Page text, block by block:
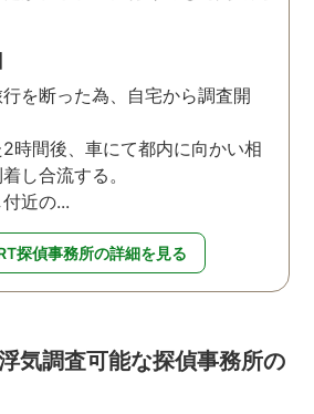
を断った為、自宅から調査開
時間後、車にて都内に向かい相
し合流する。
近の...
探偵事務所の詳細を見る
気調査可能な探偵事務所の